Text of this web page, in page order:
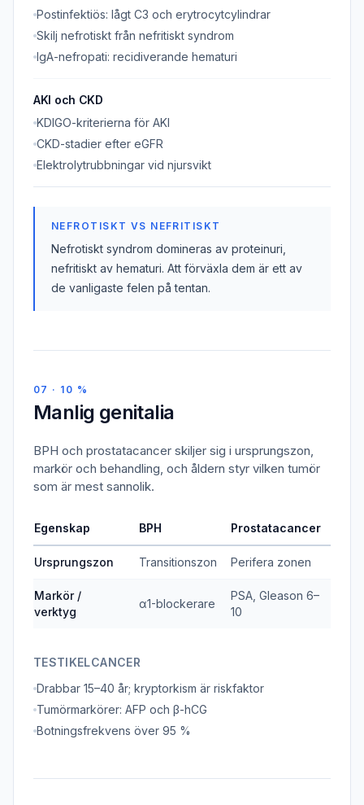
Postinfektiös: lågt C3 och erytrocytcylindrar
Skilj nefrotiskt från nefritiskt syndrom
IgA-nefropati: recidiverande hematuri
AKI och CKD
KDIGO-kriterierna för AKI
CKD-stadier efter eGFR
Elektrolytrubbningar vid njursvikt
NEFROTISKT VS NEFRITISKT
Nefrotiskt syndrom domineras av proteinuri,
nefritiskt av hematuri. Att förväxla dem är ett av
de vanligaste felen på tentan.
07 · 10 %
Manlig genitalia
BPH och prostatacancer skiljer sig i ursprungszon,
markör och behandling, och åldern styr vilken tumör
som är mest sannolik.
Egenskap BPH Prostatacancer
Ursprungszon Transitionszon Perifera zonen
Markör /
verktyg
α1-blockerare
PSA, Gleason 6–
10
TESTIKELCANCER
Drabbar 15–40 år; kryptorkism är riskfaktor
Tumörmarkörer: AFP och β-hCG
Botningsfrekvens över 95 %